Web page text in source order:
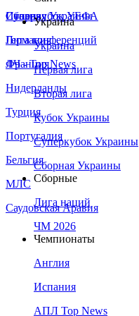
Сборная Украины
Италия
Германия
Франция
Нидерланды
Турция
Португалия
Бельгия
МЛС
Саудовская Аравия
Суперкубок УЕФА
Лига конференций
ЛЧ - Top News
Украина
Украина
Первая лига
Вторая лига
Кубок Украины
Суперкубок Украины
Сборная Украины
Сборные
Лига наций
ЧМ 2026
Чемпионаты
Англия
Испания
АПЛ Top News